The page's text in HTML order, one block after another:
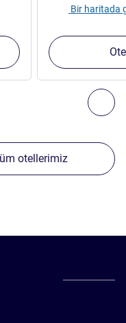
1 :, Yakınlardaki
Bir haritada
otellerimiz